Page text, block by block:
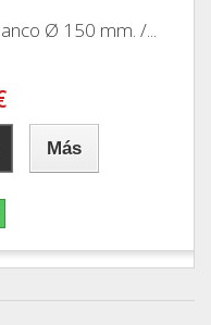
Ø 150 mm. /...
Más